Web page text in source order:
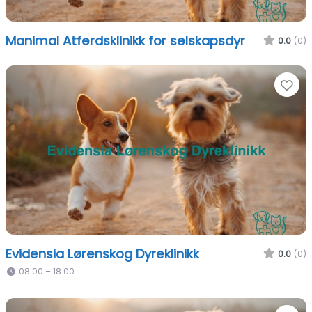
Manimal Atferdsklinikk for selskapsdyr 0.0 (0)
Evidensia Lørenskog Dyreklinikk 0.0 (0)
08:00 – 18:00